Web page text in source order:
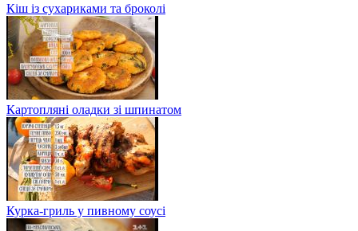
Кіш із сухариками та броколі
Картопляні оладки зі шпинатом
Курка-гриль у пивному соусі